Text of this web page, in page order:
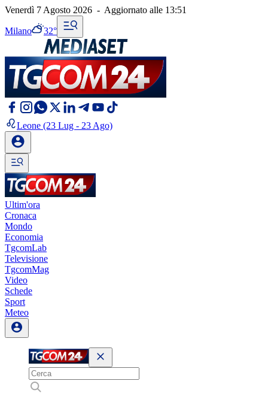
Venerdì 7 Agosto 2026 - Aggiornato alle 13:51
Milano 32°
Leone (23 Lug - 23 Ago)
Ultim'ora
Cronaca
Mondo
Economia
TgcomLab
Televisione
TgcomMag
Video
Schede
Sport
Meteo